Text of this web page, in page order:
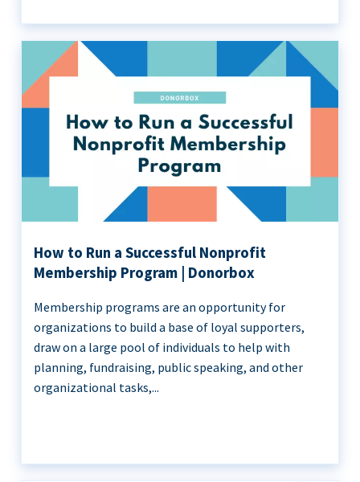
How to Run a Successful Nonprofit
Membership Program | Donorbox
Membership programs are an opportunity for
organizations to build a base of loyal supporters,
draw on a large pool of individuals to help with
planning, fundraising, public speaking, and other
organizational tasks,...